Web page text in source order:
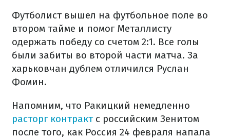
Футболист вышел на футбольное поле во
втором тайме и помог Металлисту
одержать победу со счетом 2:1. Все голы
были забиты во второй части матча. За
харьковчан дублем отличился Руслан
Фомин.
Напомним, что Ракицкий немедленно
расторг контрактс российским Зенитом
после того, как Россия 24 февраля напала